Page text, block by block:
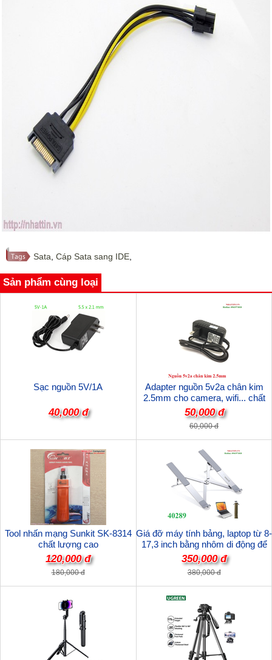
Sata, Cáp Sata sang IDE,
Sản phẩm cùng loại
Sạc nguồn 5V/1A
40,000 đ
Adapter nguồn 5v2a chân kim
2.5mm cho camera, wifi... chất
lượng
50,000 đ
60,000 đ
Tool nhấn mạng Sunkit SK-8314
chất lượng cao
120,000 đ
180,000 đ
Giá đỡ máy tính bảng, laptop từ 8-
17,3 inch bằng nhôm di động để
bàn có túi đựng, gấp gọn Ugreen
40289 cao cấp
350,000 đ
380,000 đ